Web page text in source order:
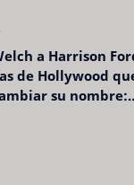
a Harrison
de Hollywood
su nombre: